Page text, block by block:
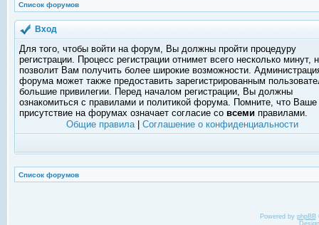
Список форумов
Вход
Для того, чтобы войти на форум, Вы должны пройти процедуру
регистрации. Процесс регистрации отнимет всего несколько минут,
позволит Вам получить более широкие возможности.
форума может также предоставить зарегистрированным
большие привилегии. Перед началом регистрации, Вы должны
ознакомиться с правилами и политикой форума. Помните, что Ваше
присутствие на форумах означает согласие со всеми правилами.
Общие правила| Соглашение о конфиденциальности
Список форумов
Powered by phpBB